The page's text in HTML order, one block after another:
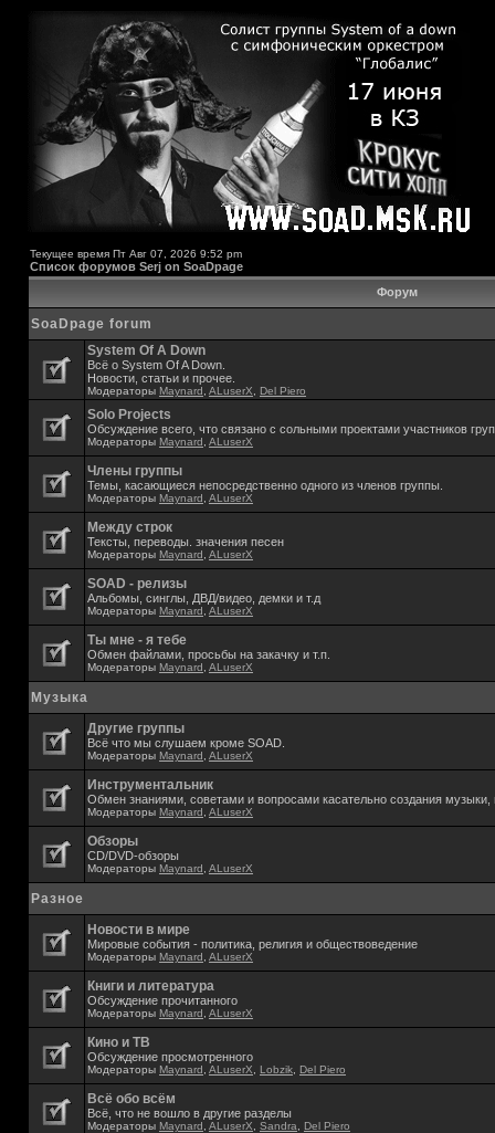
Текущее время Пт Авг 07, 2026 9:52 pm
Список форумов Serj on SoaDpage
Форум
SoaDpage forum
System Of A Down
Всё о System Of A Down.
Новости, статьи и прочее.
Модераторы Maynard ALuserX Del Piero
Solo Projects
Обсуждение всего, что связано с сольными проектами участников
Модераторы Maynard ALuserX
Члены группы
Темы, касающиеся непосредственно одного из членов группы.
Модераторы Maynard ALuserX
Между строк
Тексты, переводы. значения песен
Модераторы Maynard ALuserX
SOAD - релизы
Альбомы, синглы, ДВД/видео, демки и т.д
Модераторы Maynard ALuserX
Ты мне - я тебе
Обмен файлами, просьбы на закачку и т.п.
Модераторы Maynard ALuserX
Музыка
Другие группы
Всё что мы слушаем кроме SOAD.
Модераторы Maynard ALuserX
Инструментальник
Обмен знаниями, советами и вопросами касательно создания музыки,
Модераторы Maynard ALuserX
Обзоры
CD/DVD-обзоры
Модераторы Maynard ALuserX
Разное
Новости в мире
Мировые события - политика, религия и обществоведение
Модераторы Maynard ALuserX
Книги и литература
Обсуждение прочитанного
Модераторы Maynard ALuserX
Кино и ТВ
Обсуждение просмотренного
Модераторы Maynard ALuserX Lobzik Del Piero
Всё обо всём
Всё, что не вошло в другие разделы
Модераторы Maynard ALuserX Sandra Del Piero